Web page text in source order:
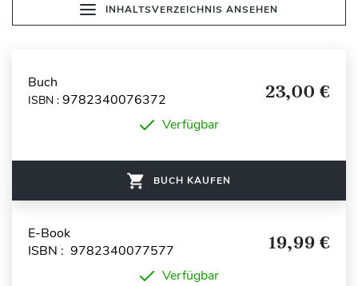
INHALTSVERZEICHNIS ANSEHEN
Buch
ISBN : 9782340076372 23,00 €
Verfügbar
BUCH KAUFEN
E-Book
ISBN : 9782340077577
19,99 €
Verfügbar